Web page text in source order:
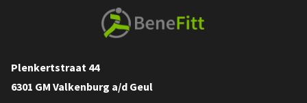
Plenkertstraat 44
6301 GM Valkenburg a/d Geul